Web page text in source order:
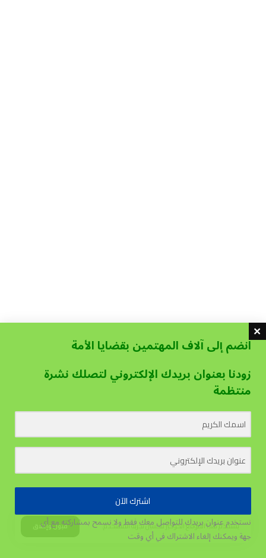
يستخدم هذا الموقع الكوكيز لتحسين تجربة المستخدم. قبول وإغلاق
انضم إلى آلاف المهتمين بقضايا الأمة
زودنا بعنوان بريدك الإلكتروني لتصلك نشرة
منتظمة
اشترك الآن
نستخدم عنوان بريدك للتواصل معك فقط ولا نسمح بمشاركته مع أي
جهةويمكنك إلغاء الاشتراك في أي وقت